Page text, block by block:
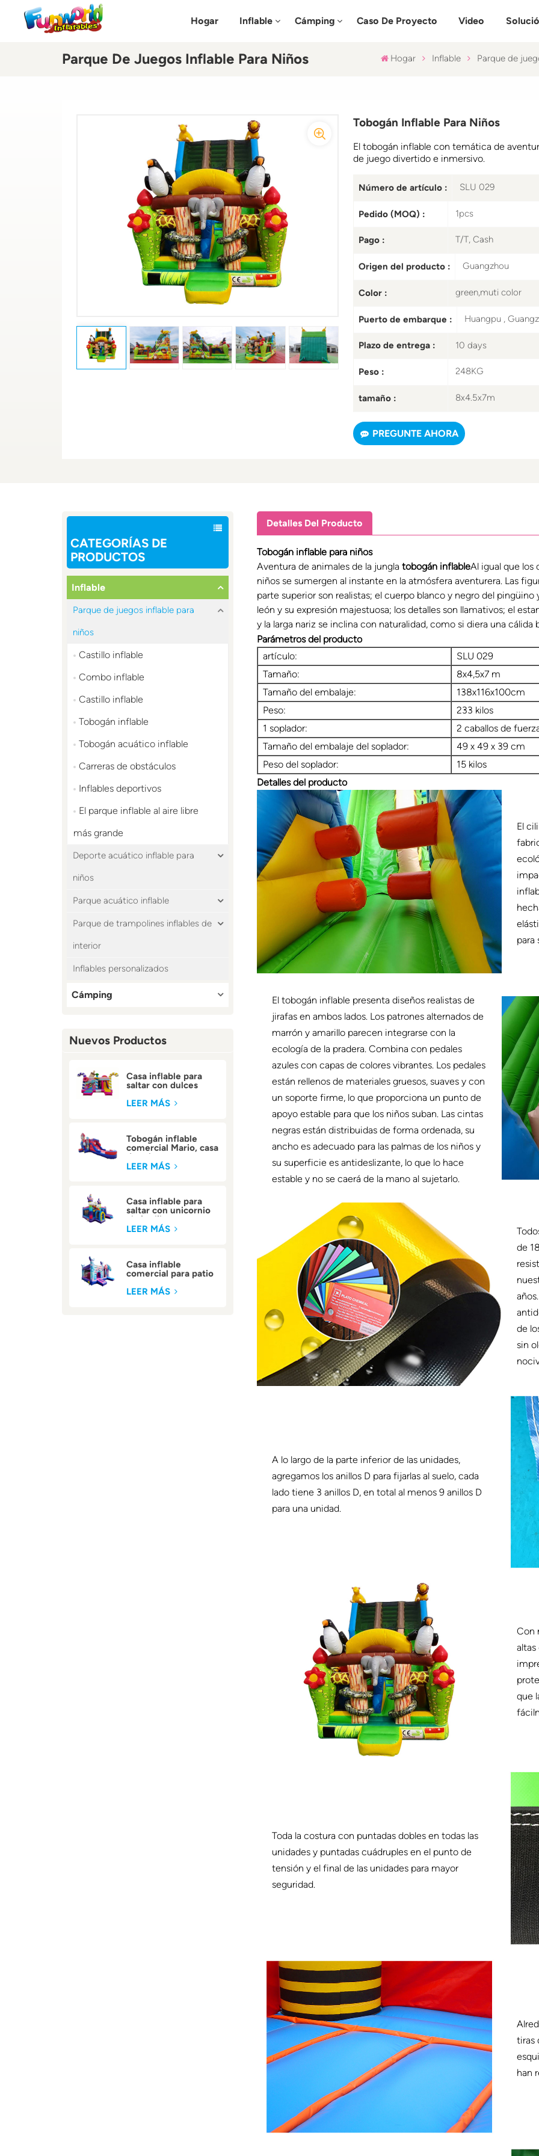
Hogar Inflable Cámping Caso De Proyecto Video
Parque De Juegos Inflable Para Niños Hogar Inflable Parque de
Tobogán Inflable Para Niños
El tobogán inflable con temática de
de juego divertido e inmersivo.
Número de artículo : SLU 029
Pedido (MOQ) : 1pcs
Pago : T/T, Cash
Origen del producto : Guangzhou
Color : green,muti color
Puerto de embarque : Huangpu ,
Plazo de entrega : 10 days
Peso : 248KG
tamaño : 8x4.5x7m
PREGUNTE AHORA
CATEGORÍAS DE
PRODUCTOS
Inflable
Parque de juegos inflable para
niños
Castillo inflable
Combo inflable
Castillo inflable
Tobogán inflable
Tobogán acuático inflable
Carreras de obstáculos
Inflables deportivos
El parque inflable al aire libre
más grande
Deporte acuático inflable para
niños
Parque acuático inflable
Parque de trampolines inflables de
interior
Inflables personalizados
Cámping
Nuevos Productos
Casa inflable para
saltar con dulces
niños
LEER MÁS
Tobogán inflable
comercial Mario, casa
de rebote
LEER MÁS
Casa inflable para
saltar con unicornio
al aire libre
LEER MÁS
Casa inflable
comercial para patio
LEER MÁS
Detalles Del Producto
Tobogán inflable para niños
Aventura de animales de la junglatobogán inflableAl igual que los
niños se sumergen al instante en la atmósfera aventurera. Las
parte superior son realistas; el cuerpo blanco y negro del
león y su expresión majestuosa; los detalles son llamativos; el
y la larga nariz se inclina con naturalidad, como si diera una cálida
Parámetros del producto
artículo:
SLU 029
Tamaño:
8x4,5x7 m
Tamaño del embalaje:
138x116x100cm
Peso:
233 kilos
1 soplador:
2 caballos de
Tamaño del embalaje del soplador:
49 x 49 x 39 cm
Peso del soplador:
15 kilos
Detalles del producto
El
para
El tobogán inflable presenta diseños realistas de
jirafas en ambos lados. Los patrones alternados de
marrón y amarillo parecen integrarse con la
ecología de la pradera. Combina con pedales
azules con capas de colores vibrantes. Los pedales
están rellenos de materiales gruesos, suaves y con
un soporte firme, lo que proporciona un punto de
apoyo estable para que los niños suban. Las cintas
negras están distribuidas de forma ordenada, su
ancho es adecuado para las palmas de los niños y
su superficie es antideslizante, lo que lo hace
estable y no se caerá de la mano al sujetarlo.
de
de
sin
A lo largo de la parte inferior de las unidades,
agregamos los anillos D para fijarlas al suelo, cada
lado tiene 3 anillos D, en total al menos 9 anillos D
para una unidad.
Con
que
Toda la costura con puntadas dobles en todas las
unidades y puntadas cuádruples en el punto de
tensión y el final de las unidades para mayor
seguridad.
tiras
han